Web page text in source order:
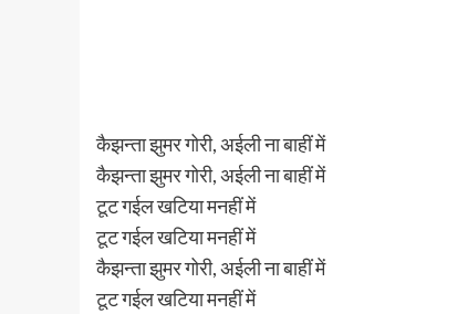
कैझन्ता झुमर गोरी, अईली ना बाहीं में
कैझन्ता झुमर गोरी, अईली ना बाहीं में
टूट गईल खटिया मनहीं में
टूट गईल खटिया मनहीं में
कैझन्ता झुमर गोरी, अईली ना बाहीं में
टूट गईल खटिया मनहीं में